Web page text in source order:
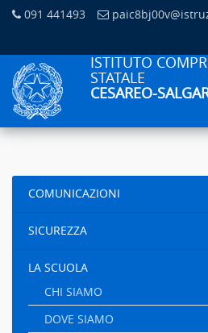
091 441493
ISTITUTO
STATALE
CESAREO-
COMUNICAZIONI
SICUREZZA
LA SCUOLA
CHI SIAMO
DOVE SIAMO